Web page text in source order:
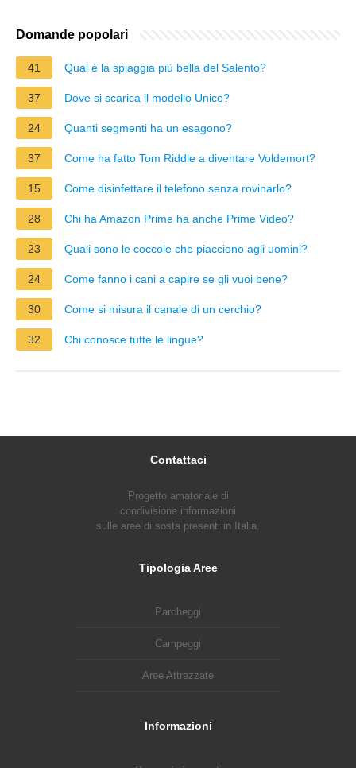
Domande popolari
41 Qual è la spiaggia più bella del Salento?
37 Dove si scarica il modello Unico?
24 Quanti segmenti ha un esagono?
37 Come ha fatto Tom Riddle a diventare Voldemort?
15 Come disinfettare il telefono senza rovinarlo?
28 Chi ha Amazon Prime ha anche Prime Video?
23 Quali sono le coccole che piacciono agli uomini?
24 Come fanno i cani a capire se gli vuoi bene?
30 Come si misura il canale di un cerchio?
32 Chi conosce tutte le lingue?
Contattaci
Progetto amatoriale di
condivisione informazioni
sulle aree di sosta presenti in Italia.
Tipologia Aree
Parcheggi
Campeggi
Aree Attrezzate
Informazioni